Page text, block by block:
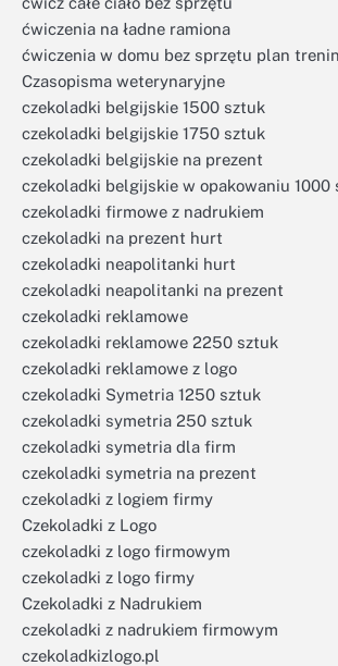
ćwiczenia na ładne ramiona
ćwiczenia w domu bez sprzętu plan
Czasopisma weterynaryjne
czekoladki belgijskie 1500 sztuk
czekoladki belgijskie 1750 sztuk
czekoladki belgijskie na prezent
czekoladki belgijskie w opakowaniu 1000
czekoladki firmowe z nadrukiem
czekoladki na prezent hurt
czekoladki neapolitanki hurt
czekoladki neapolitanki na prezent
czekoladki reklamowe
czekoladki reklamowe 2250 sztuk
czekoladki reklamowe z logo
czekoladki Symetria 1250 sztuk
czekoladki symetria 250 sztuk
czekoladki symetria dla firm
czekoladki symetria na prezent
czekoladki z logiem firmy
Czekoladki z Logo
czekoladki z logo firmowym
czekoladki z logo firmy
Czekoladki z Nadrukiem
czekoladki z nadrukiem firmowym
czekoladkizlogo.pl